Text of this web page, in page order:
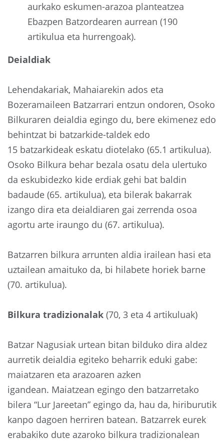
aurkako eskumen-arazoa planteatzea
Ebazpen Batzordearen aurrean (190
artikulua eta hurrengoak).
Deialdiak
Lehendakariak, Mahaiarekin ados eta
Bozeramaileen Batzarrari entzun ondoren, Osoko
Bilkuraren deialdia egingo du, bere ekimenez edo
behintzat bi batzarkide-taldek edo
15 batzarkideak eskatu diotelako (65.1 artikulua).
Osoko Bilkura behar bezala osatu dela ulertuko
da eskubidezko kide erdiak gehi bat baldin
badaude (65. artikulua), eta bilerak bakarrak
izango dira eta deialdiaren gai zerrenda osoa
agortu arte iraungo du (67. artikulua).
Batzarren bilkura arrunten aldia irailean hasi eta
uztailean amaituko da, bi hilabete horiek barne
(70. artikulua).
Bilkura tradizionalak (70, 3 eta 4 artikuluak)
Batzar Nagusiak urtean bitan bilduko dira aldez
aurretik deialdia egiteko beharrik eduki gabe:
maiatzaren eta arazoaren azken
igandean. Maiatzean egingo den batzarretako
bilera “Lur Jareetan” egingo da, hau da, hiriburutik
kanpo dagoen herriren batean. Batzarrek eurek
erabakiko dute azaroko bilkura tradizionalean